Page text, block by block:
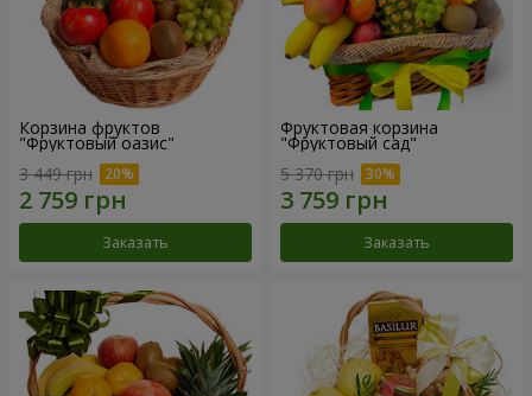
Корзина фруктов
"Фруктовый оазис"
3 449 грн
Заказать
Фруктовая корзина
"Фруктовый сад"
5 370 грн
Заказать